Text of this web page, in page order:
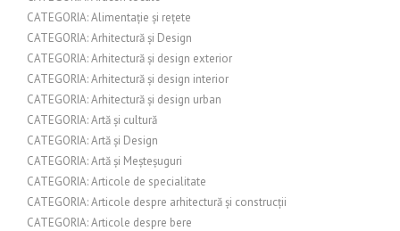
CATEGORIA: Alimentație și rețete
CATEGORIA: Arhitectură și Design
CATEGORIA: Arhitectură și design exterior
CATEGORIA: Arhitectură și design interior
CATEGORIA: Arhitectură și design urban
CATEGORIA: Artă și cultură
CATEGORIA: Artă și Design
CATEGORIA: Artă și Meșteșuguri
CATEGORIA: Articole de specialitate
CATEGORIA: Articole despre arhitectură și construcții
CATEGORIA: Articole despre bere